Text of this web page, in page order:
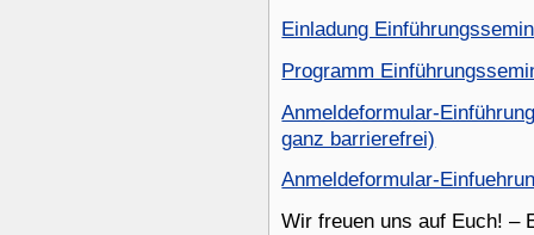
Einladung
Programm
Anmeldeformular-
ganz barrierefrei)
Anmeldeformular-
Wir freuen uns auf Euch! –